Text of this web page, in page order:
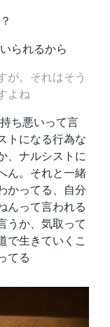
られるから
が。それはそう
よね
ち悪いって言
トになる行為な
、ナルシストに
ん。それと一緒
かってる、自分
んって言われる
うか、気取って
生きていくこ
てる